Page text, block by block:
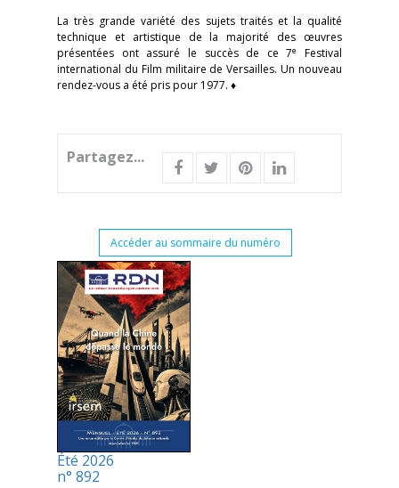
La très grande variété des sujets traités et la qualité
technique et artistique de la majorité des œuvres
présentées ont assuré le succès de ce 7e
Festival
international du Film militaire de Versailles. Un nouveau
rendez-vous a été pris pour 1977. ♦
Partagez...
Accéder au sommaire du numéro
Été 2026
n° 892